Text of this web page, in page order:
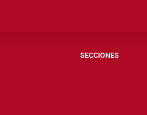
SECCIONES